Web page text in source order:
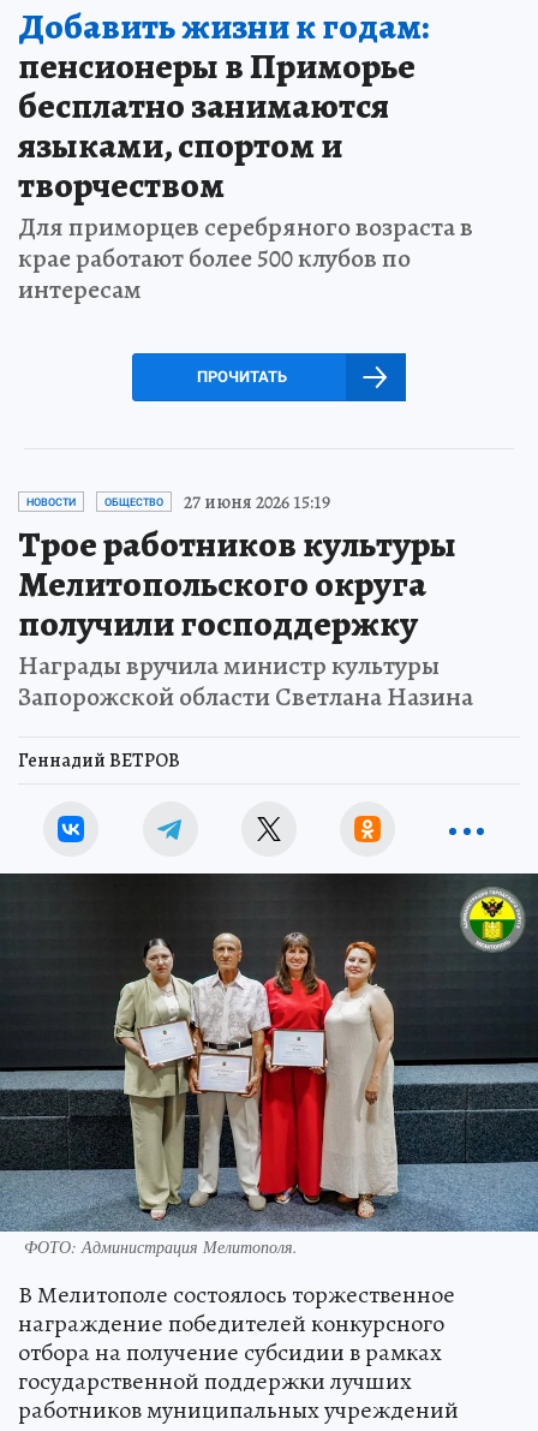
Добавить жизни к годам:
пенсионеры в Приморье
бесплатно занимаются
языками, спортом и
творчеством
Для приморцев серебряного возраста в
крае работают более 500 клубов по
интересам
ПРОЧИТАТЬ
НОВОСТИ ОБЩЕСТВО 27 июня 2026 15:19
Трое работников культуры
Мелитопольского округа
получили господдержку
Награды вручила министр культуры
Запорожской области Светлана Назина
Геннадий ВЕТРОВ
ФОТО: Администрация Мелитополя.
В Мелитополе состоялось торжественное
награждение победителей конкурсного
отбора на получение субсидии в рамках
государственной поддержки лучших
работников муниципальных учреждений